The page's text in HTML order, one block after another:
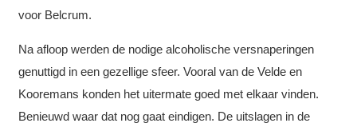
voor Belcrum.
Na afloop werden de nodige alcoholische versnaperingen
genuttigd in een gezellige sfeer. Vooral van de Velde en
Kooremans konden het uitermate goed met elkaar vinden.
Benieuwd waar dat nog gaat eindigen. De uitslagen in de